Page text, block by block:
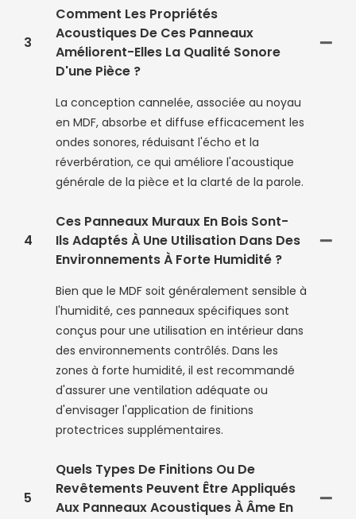
3
Comment Les Propriétés
Acoustiques De Ces Panneaux
Améliorent-Elles La Qualité Sonore
D'une Pièce ?
La conception cannelée, associée au noyau
en MDF, absorbe et diffuse efficacement les
ondes sonores, réduisant l'écho et la
réverbération, ce qui améliore l'acoustique
générale de la pièce et la clarté de la parole.
4
Ces Panneaux Muraux En Bois Sont-
Ils Adaptés À Une Utilisation Dans Des
Environnements À Forte Humidité ?
Bien que le MDF soit généralement sensible à
l'humidité, ces panneaux spécifiques sont
conçus pour une utilisation en intérieur dans
des environnements contrôlés. Dans les
zones à forte humidité, il est recommandé
d'assurer une ventilation adéquate ou
d'envisager l'application de finitions
protectrices supplémentaires.
5
Quels Types De Finitions Ou De
Revêtements Peuvent Être Appliqués
Aux Panneaux Acoustiques À Âme En